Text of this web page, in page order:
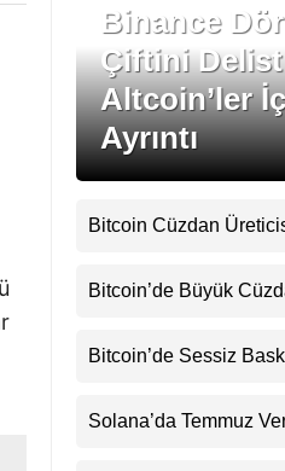
Binance
Çiftini
Altcoin’ler
Ayrıntı
Bitcoin Cüzdan
Belirsizliğini Koruyor
Bitcoin’de Büyük
Dolar Senaryosuna mı
Bitcoin’de Sessiz
Henüz Yok
Solana’da Temmuz